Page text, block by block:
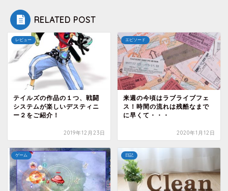
RELATED POST
レビュー
テイルズの作品の１つ、戦闘
システムが楽しいデスティニ
ー２をご紹介！
2019年12月23日
エピソード
来週の今頃はラブライブフェ
ス！時間の流れは残酷なまで
に早くて・・・
2020年1月12日
ゲーム 日記